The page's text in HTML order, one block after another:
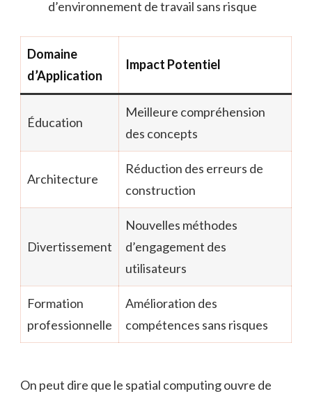
d’environnement de travail sans risque
Domaine
d’Application
Impact Potentiel
Éducation
Meilleure compréhension
des concepts
Architecture
Réduction des erreurs de
construction
Divertissement
Nouvelles méthodes
d’engagement des
utilisateurs
Formation
professionnelle
Amélioration des
compétences sans risques
On peut dire que le spatial computing ouvre de